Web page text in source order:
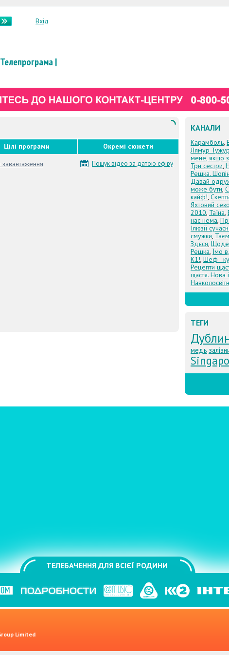
Вхід
Телепрограма|
Цілі програми Окремі сюжети
Пошук відео за датою ефіру
КАНАЛИ
Карамболь,
Лямур Тужур
мене, якщо
Три сестри,
Решка.
Давай
може бути,
кайф!,
Яхтовий
2010, Таїна,
нас нема,
Ілюзії
смужки,
Здєся,
Решка, Їмо
К1!, Шеф -
Рецепти
щастя. Нова
ТЕГИ
медь
ТЕЛЕБАЧЕННЯ ДЛЯ ВСІЄЇ РОДИНИ
Limited